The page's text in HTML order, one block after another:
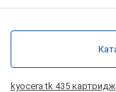
kyocera tk 435 картридж